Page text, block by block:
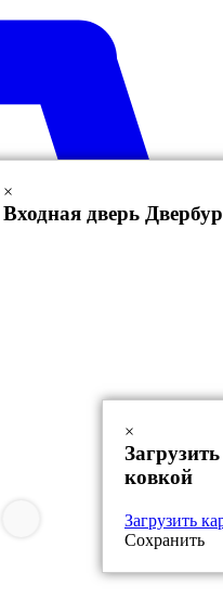
×
Входная дверь
×
ковкой
Загрузить
Сохранить